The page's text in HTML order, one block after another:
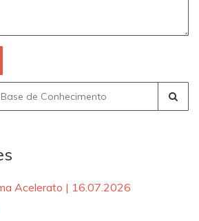
Acelerato | 16.07.2026